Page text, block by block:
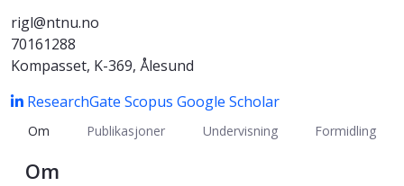
rigl@ntnu.no
70161288
Kompasset, K-369, Ålesund
ResearchGate Scopus Google Scholar
Om Publikasjoner Undervisning Formidling
Om